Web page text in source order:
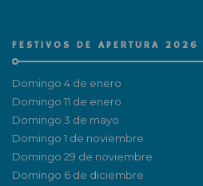
FESTIVOS DE APERTURA 2026
Domingo 4 de enero
Domingo 11 de enero
Domingo 3 de mayo
Domingo 1 de noviembre
Domingo 29 de noviembre
Domingo 6 de diciembre